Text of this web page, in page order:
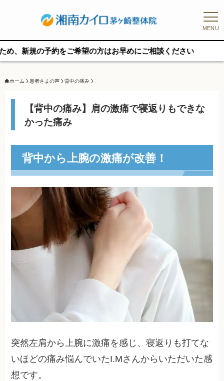
MENU
予約をご希望の方はお早めにご相談ください
ホーム 患者さまの声 背中の痛み
【背中の痛み】肩の激痛で寝返りもできな
かった痛み
背中から上腕の激痛が改善！
突然左肩から上腕に激痛を感じ、寝返りも打てな
いほどの痛み悩んでいたI.Mさんからいただいた感
想です。